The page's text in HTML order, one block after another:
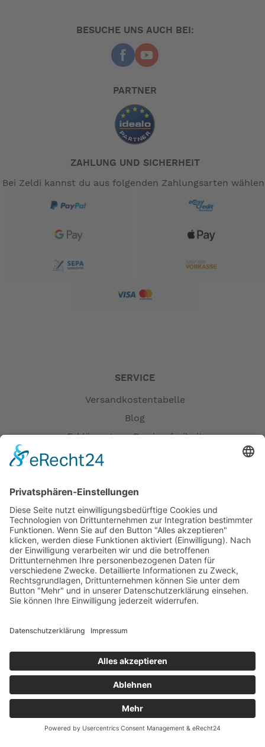
BESUCHE UNS AUCH BEI:
PARTNER
ZAHLUNG UND SICHERHEIT
Bei Zeldi kannst du aus folgenden Zahlungsarten
SERVICE
Versandkostentabelle
Blog
Erklärung zur Barrierefreiheit
Versandpartner
Zahlung und Versand
Öffnungszeiten
Verfügbarkeit
Größenrechner (Umlaufmaß)
Datenschutz
Fernabsatz
Widerrufsrecht bei Reparaturen
Kontakt
Ergänzende Allgemeine Geschäftsbedingungen zum
easyCredit-Ratenkauf
Garantiefall